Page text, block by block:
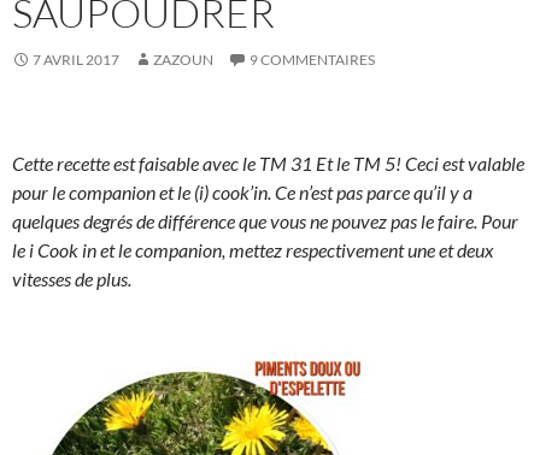
SAUPOUDRER
7 AVRIL 2017 ZAZOUN 9 COMMENTAIRES
Cette recette est faisable avec le TM 31 Et le TM 5! Ceci est valable
pour le companion et le (i) cook’in. Ce n’est pas parce qu’il y a
quelques degrés de différence que vous ne pouvez pas le faire. Pour
le i Cook in et le companion, mettez respectivement une et deux
vitesses de plus.